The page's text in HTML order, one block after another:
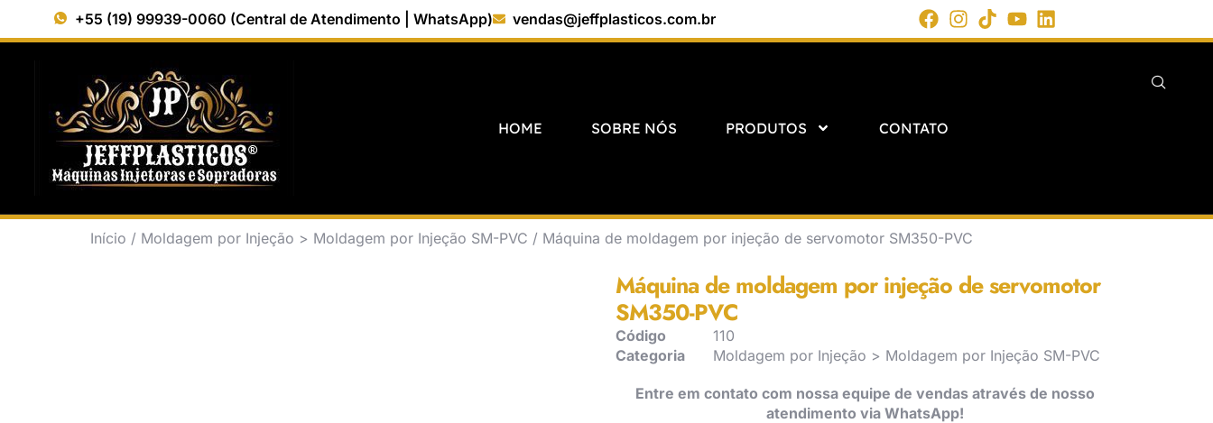
+55 (19) 99939-0060 (Central de Atendimento | WhatsApp) vendas@jeffplasticos.com.br
HOME SOBRE NÓS PRODUTOS CONTATO
Início / Moldagem por Injeção > Moldagem por Injeção SM-PVC / Máquina de moldagem por injeção de servomotor SM350-PVC
Máquina de moldagem por injeção de servomotor
SM350-PVC
Código
110
Categoria
Moldagem por Injeção > Moldagem por Injeção SM-PVC
Entre em contato com nossa equipe de vendas através de nosso
atendimento via WhatsApp!